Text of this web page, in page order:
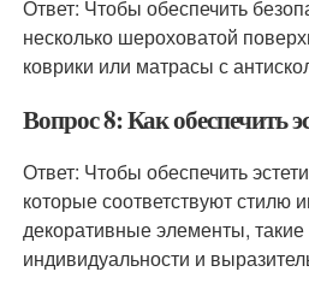
Ответ: Чтобы обеспечить
несколько шероховатой
коврики или матрасы с
Вопрос 8: Как обеспечить
Ответ: Чтобы обеспечить
которые соответствуют
декоративные элементы, такие
индивидуальности и